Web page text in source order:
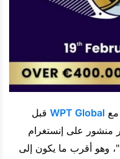
مع WPT Global قبل
عبر منشور على إنستغرام
وهو أقرب ما يكون إلى